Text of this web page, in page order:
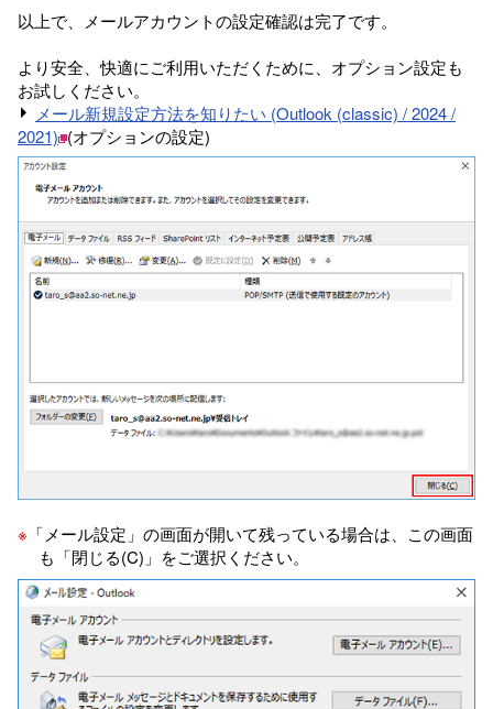
以上で、メールアカウントの設定確認は完了です。
より安全、快適にご利用いただくために、オプション設定も
お試しください。
メール新規設定方法を知りたい (Outlook (classic) / 2024 /
2021) (オプションの設定)
※ 「メール設定」の画面が開いて残っている場合は、この画面
も「閉じる(C)」をご選択ください。